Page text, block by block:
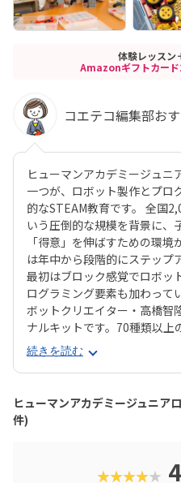
体験レッスン
Amazonギフトカー
コエテコ編集部お
ヒューマンアカデミージュニ
一つが、ロボット製作とプロ
的なSTEAM教育です。 全国
いう圧倒的な規模を背景に、
「得意」を伸ばすための環
は年中から段階的にステップ
最初はブロック感覚でロボッ
ログラミング要素も加わって
ボットクリエイター・高橋智
ナルキットです。70種類以上
で、飽きずに続けやすい点も
は、ロボットを完成させる「
に挑戦する「応用実践」を繰
回、新しい達成感と成長を
す。 自ら考え、試行錯誤し
創造力や論理的思考力を育む
続きを読む
ヒューマンアカデミージュニア
件)
★★★★★